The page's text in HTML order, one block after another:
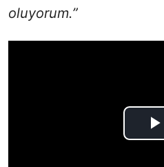
oluyorum.”